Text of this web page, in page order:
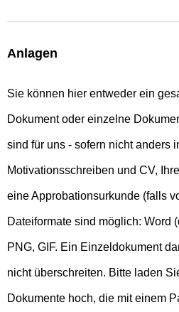
Anlagen
Sie können hier entweder ein
Dokument oder einzelne
sind für uns - sofern nicht anders
Motivationsschreiben und CV,
eine Approbationsurkunde (falls
Dateiformate sind möglich: Word
PNG, GIF. Ein Einzeldokument
nicht überschreiten. Bitte laden
Dokumente hoch, die mit einem